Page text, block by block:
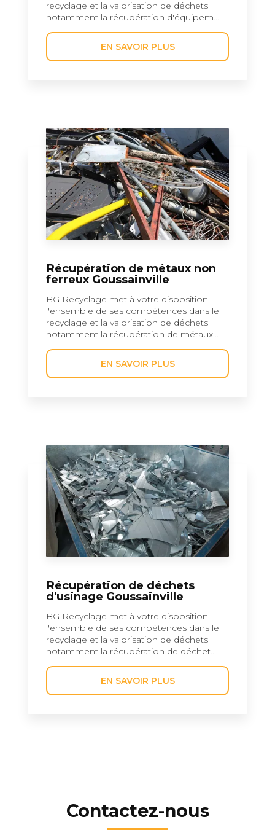
recyclage et la valorisation de déchets
notamment la récupération d'équipem...
EN SAVOIR PLUS
Récupération de métaux non
ferreux Goussainville
BG Recyclage met à votre disposition
l'ensemble de ses compétences dans le
recyclage et la valorisation de déchets
notamment la récupération de métaux...
EN SAVOIR PLUS
Récupération de déchets
d'usinage Goussainville
BG Recyclage met à votre disposition
l'ensemble de ses compétences dans le
recyclage et la valorisation de déchets
notamment la récupération de déchet...
EN SAVOIR PLUS
Contactez-nous